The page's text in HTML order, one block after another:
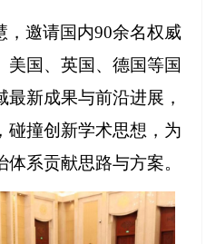
，邀请国内90余名权威
美国、英国、德国等国
新成果与前沿进展，
碰撞创新学术思想，为
系贡献思路与方案。